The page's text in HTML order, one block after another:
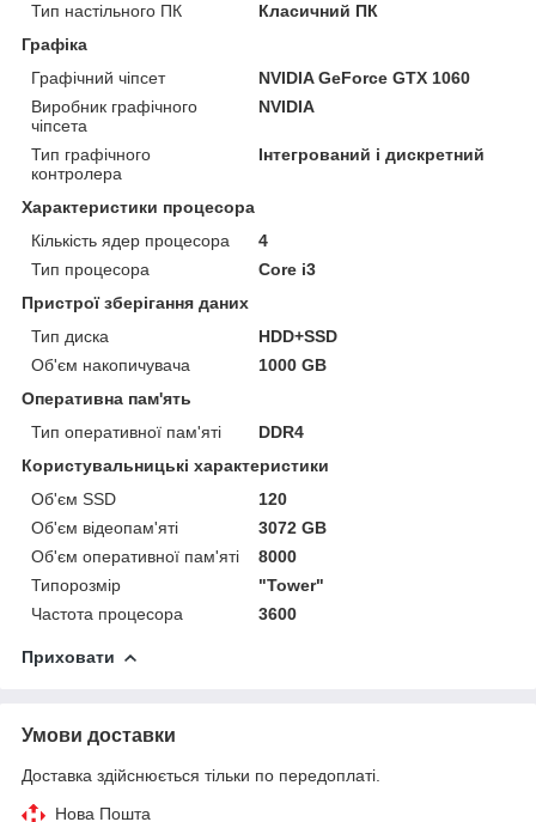
Тип настільного ПК
Класичний ПК
Графіка
Графічний чіпсет
NVIDIA GeForce GTX 1060
Виробник графічного
чіпсета
NVIDIA
Тип графічного
контролера
Інтегрований і дискретний
Характеристики процесора
Кількість ядер процесора
4
Тип процесора
Core i3
Пристрої зберігання даних
Тип диска
HDD+SSD
Об'єм накопичувача
1000 GB
Оперативна пам'ять
Тип оперативної пам'яті
DDR4
Користувальницькі характеристики
Об'єм SSD
120
Об'єм відеопам'яті
3072 GB
Об'єм оперативної пам'яті
8000
Типорозмір
"Tower"
Частота процесора
3600
Приховати
Умови доставки
Доставка здійснюється тільки по передоплаті.
Нова Пошта